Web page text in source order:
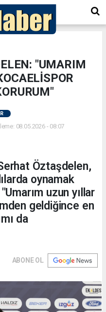
"UMARIM
08.05.2026 - 08:07
Öztaşdelen,
oynamak
uzun yıllar
geldiğince en
da
ABONE OL